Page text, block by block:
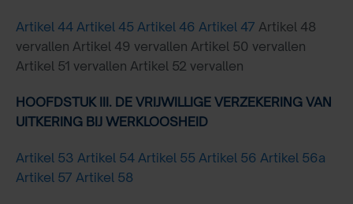
Artikel 44 Artikel 45 Artikel 46 Artikel 47 Artikel 48
vervallen Artikel 49 vervallen Artikel 50 vervallen
Artikel 51 vervallen Artikel 52 vervallen
HOOFDSTUK III. DE VRIJWILLIGE VERZEKERING VAN
UITKERING BIJ WERKLOOSHEID
Artikel 53 Artikel 54 Artikel 55 Artikel 56 Artikel 56a
Artikel 57 Artikel 58